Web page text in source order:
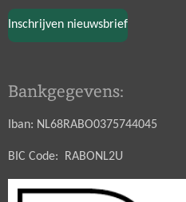
Inschrijven nieuwsbrief
Bankgegevens:
Iban: NL68RABO0375744045
BIC Code: RABONL2U